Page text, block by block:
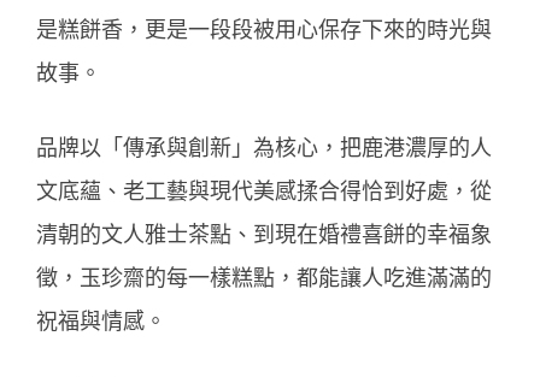
是糕餅香，更是一段段被用心保存下來的時光與
故事。
品牌以「傳承與創新」為核心，把鹿港濃厚的人
文底蘊、老工藝與現代美感揉合得恰到好處，從
清朝的文人雅士茶點、到現在婚禮喜餅的幸福象
徵，玉珍齋的每一樣糕點，都能讓人吃進滿滿的
祝福與情感。